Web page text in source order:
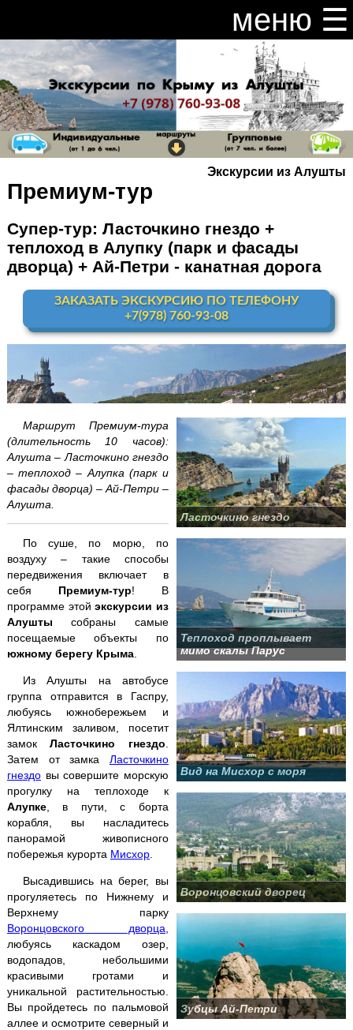
меню ☰
закрыть меню ×
Расписание и цены на экскурсии 2026
Индивидуальные экскурсии по Крыму
Видео канал Youtube
Мисхор
Алупка + Ай-Петри
Алупка Воронцовскийдворец
Премиум-тур
Аквапарк "Банановая республика"
Аквапарк в Симеизе
"Акватория" - театр морских животных
Балаклава "Затерянный мир"
Бахчисарай + Чуфут-Кале
Большой каньон Крыма
Волшебный ЮБК +
теплоход
Водопад Джур-Джур + храм Маяк
Долина привидений
Заповедник и Беседка ветров
Кара-Даг + Коктебель
Крымские святыни
Ласточкино гнездо
Ливадийский дворец
Массандровский дворец
Мангуп-Кале
Никитский ботанический сад
Поляна Сказок + Ялтинский зоопарк
ПещерыЧатыр-Дага
Экскурсии из Алушты
Премиум-тур
Супер-тур: Ласточкино гнездо +
теплоход в Алупку (парк и фасады
дворца) + Ай-Петри - канатная дорога
ЗАКАЗАТЬ ЭКСКУРСИЮ ПО ТЕЛЕФОНУ
+7(978) 760-93-08
Ласточкино гнездо
Теплоход проплывает
мимо скалы Парус
Вид на Мисхор с моря
Воронцовский дворец
Зубцы Ай-Петри
Маршрут Премиум-тура
(длительность 10 часов):
Алушта – Ласточкино гнездо
– теплоход – Алупка (парк и
фасады дворца) – Ай-Петри –
Алушта.
По суше, по морю, по
воздуху – такие способы
передвижения включает в
себя Премиум-тур! В
программе этойэкскурсии из
Алушты собраны самые
посещаемые объекты по
южному берегу Крыма.
Из Алушты на автобусе
группа отправится в Гаспру,
любуясь южнобережьем и
Ялтинским заливом, посетит
замокЛасточкино гнездо
Затем от замка Ласточкино
гнездовы совершите морскую
прогулку на теплоходе к
Алупке, в пути, с борта
корабля, вы насладитесь
панорамой живописного
побережья курорта Мисхор.
Высадившись на берег, вы
прогуляетесь по Нижнему и
Верхнему парку
Воронцовского дворца
любуясь каскадом озер,
водопадов, небольшими
красивыми гротами и
уникальной растительностью.
Вы пройдетесь по пальмовой
аллее и осмотрите северный и